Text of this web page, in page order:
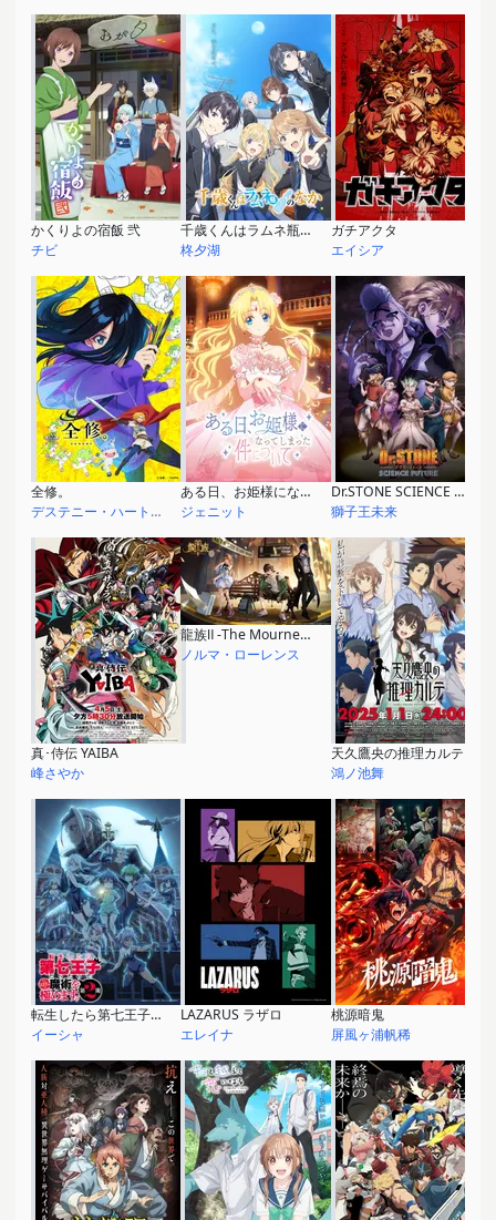
かくりよの宿飯 弐
チビ
千歳くんはラムネ瓶のなか
柊夕湖
ガチアクタ
エイシア
全修。
デステニー・ハートウォーミング
ある日、お姫様になってしまった件について
ジェニット
Dr.STONE SCIENCE FUTURE
獅子王未来
真･侍伝 YAIBA
峰さやか
龍族Ⅱ -The Mourner's Eyes-
ノルマ・ローレンス
天久鷹央の推理カルテ
鴻ノ池舞
転生したら第七王子だったので、気ままに魔術を極めます 第2期
イーシャ
LAZARUS ラザロ
エレイナ
桃源暗鬼
屏風ヶ浦帆稀